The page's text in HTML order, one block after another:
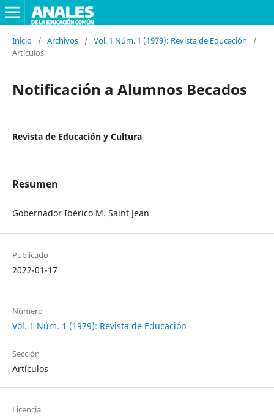
Inicio / Archivos / Vol. 1 Núm. 1 (1979): Revista de Educación
/
Artículos
Notificación a Alumnos Becados
Revista de Educación y Cultura
Resumen
Gobernador Ibérico M. Saint Jean
Publicado
2022-01-17
Número
Vol. 1 Núm. 1 (1979): Revista de Educación
Sección
Artículos
Licencia